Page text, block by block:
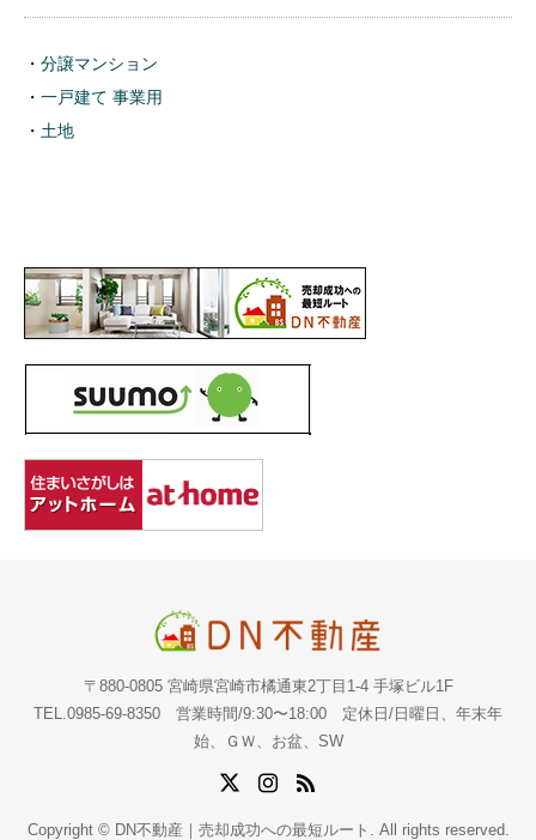
・ 分譲マンション
・ 一戸建て 事業用
・ 土地
〒880-0805 宮崎県宮崎市橘通東2丁目1-4 手塚ビル1F
TEL.0985-69-8350 営業時間/9:30〜18:00 定休日/日曜日、年末年
始、ＧＷ、お盆、SW
Copyright © DN不動産｜売却成功への最短ルート. All rights reserved.